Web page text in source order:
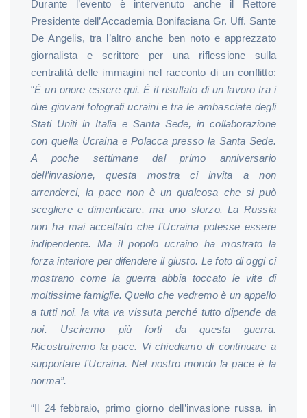
Durante l’evento è intervenuto anche il Rettore
Presidente dell’Accademia Bonifaciana Gr. Uff. Sante
De Angelis, tra l’altro anche ben noto e apprezzato
giornalista e scrittore per una riflessione sulla
centralità delle immagini nel racconto di un conflitto:
“È un onore essere qui. È il risultato di un lavoro tra i
due giovani fotografi ucraini e tra le ambasciate degli
Stati Uniti in Italia e Santa Sede, in collaborazione
con quella Ucraina e Polacca presso la Santa Sede.
A poche settimane dal primo anniversario
dell’invasione, questa mostra ci invita a non
arrenderci, la pace non è un qualcosa che si può
scegliere e dimenticare, ma uno sforzo. La Russia
non ha mai accettato che l’Ucraina potesse essere
indipendente. Ma il popolo ucraino ha mostrato la
forza interiore per difendere il giusto. Le foto di oggi ci
mostrano come la guerra abbia toccato le vite di
moltissime famiglie. Quello che vedremo è un appello
a tutti noi, la vita va vissuta perché tutto dipende da
noi. Usciremo più forti da questa guerra.
Ricostruiremo la pace. Vi chiediamo di continuare a
supportare l’Ucraina. Nel nostro mondo la pace è la
norma”.
“Il 24 febbraio, primo giorno dell’invasione russa, in